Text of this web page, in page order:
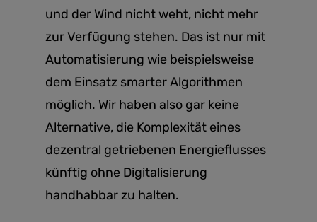
und der Wind nicht weht, nicht mehr
zur Verfügung stehen. Das ist nur mit
Automatisierung wie beispielsweise
dem Einsatz smarter Algorithmen
möglich. Wir haben also gar keine
Alternative, die Komplexität eines
dezentral getriebenen Energieflusses
künftig ohne Digitalisierung
handhabbar zu halten.